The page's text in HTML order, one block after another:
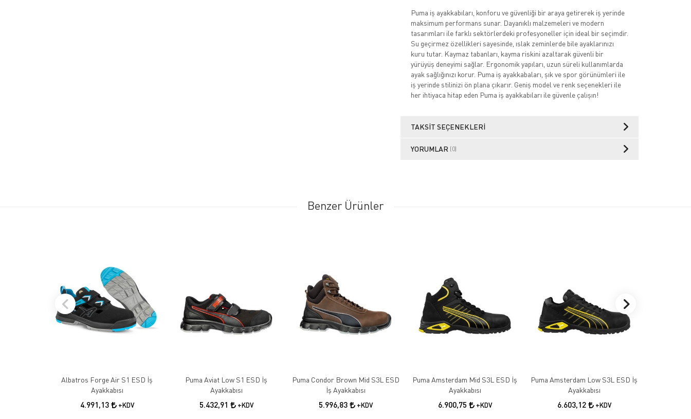
Puma iş ayakkabıları, konforu ve güvenliği bir araya getirerek iş yerinde
maksimum performans sunar. Dayanıklı malzemeleri ve modern
tasarımları ile farklı sektörlerdeki profesyoneller için ideal bir seçimdir.
Su geçirmez özellikleri sayesinde, ıslak zeminlerde bile ayaklarınızı
kuru tutar. Kaymaz tabanları, kayma riskini azaltarak güvenli bir
yürüyüş deneyimi sağlar. Ergonomik yapıları, uzun süreli kullanımlarda
ayak sağlığınızı korur. Puma iş ayakkabaları, şık ve spor görünümleri ile
iş yerinde stilinizi ön plana çıkarır. Geniş model ve renk seçenekleri ile
her ihtiyaca hitap eden Puma iş ayakkabıları ile güvenle çalışın!
TAKSIT SEÇENEKLERI
YORUMLAR (0)
Benzer Ürünler
Albatros Forge Air S1 ESD İş
Ayakkabısı
4.991,13 +KDV
Puma Aviat Low S1 ESD İş
Ayakkabısı
5.432,91 +KDV
Puma Condor Brown Mid S3L ESD
İş Ayakkabısı
5.996,83 +KDV
Puma Amsterdam Mid S3L ESD İş
Ayakkabısı
6.900,75 +KDV
Puma Amsterdam Low S3L ESD İş
Ayakkabısı
6.603,12 +KDV